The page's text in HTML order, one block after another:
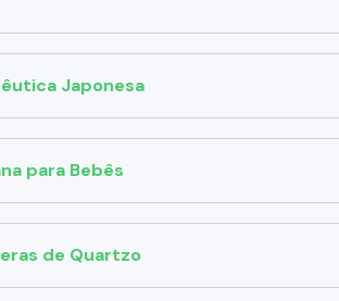
Japonesa
para Bebês
de Quartzo